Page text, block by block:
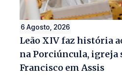
6 Agosto, 2026
Leão XIV faz história
na Porciúncula, igreja
Francisco em Assis